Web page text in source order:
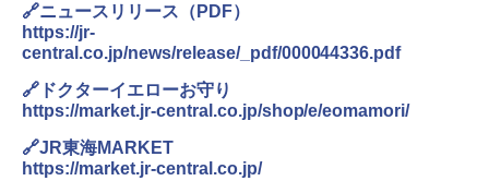
🔗ニュースリリース（PDF）
https://jr-
central.co.jp/news/release/_pdf/000044336.pdf
🔗ドクターイエローお守り
https://market.jr-central.co.jp/shop/e/eomamori/
🔗JR東海MARKET
https://market.jr-central.co.jp/